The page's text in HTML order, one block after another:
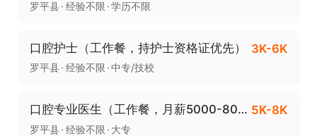
罗平县 经验不限 学历不限
口腔护士（工作餐，持护士资格证优先） 3K-6K
罗平县 经验不限 中专/技校
口腔专业医生（工作餐，月薪5000-8000） 5K-8K
罗平县 经验不限 大专